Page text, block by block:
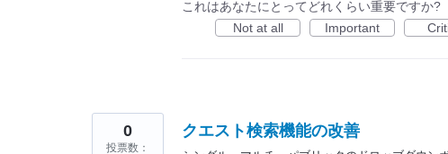
これはあなたにとってどれくらい重要ですか?
Not at all
Important
クエスト検索機能の改善
0
投票数：